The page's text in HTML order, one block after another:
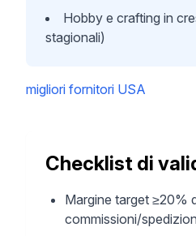
Hobby e crafting in
stagionali)
migliori fornitori USA
Checklist di
Margine target ≥20%
commissioni/